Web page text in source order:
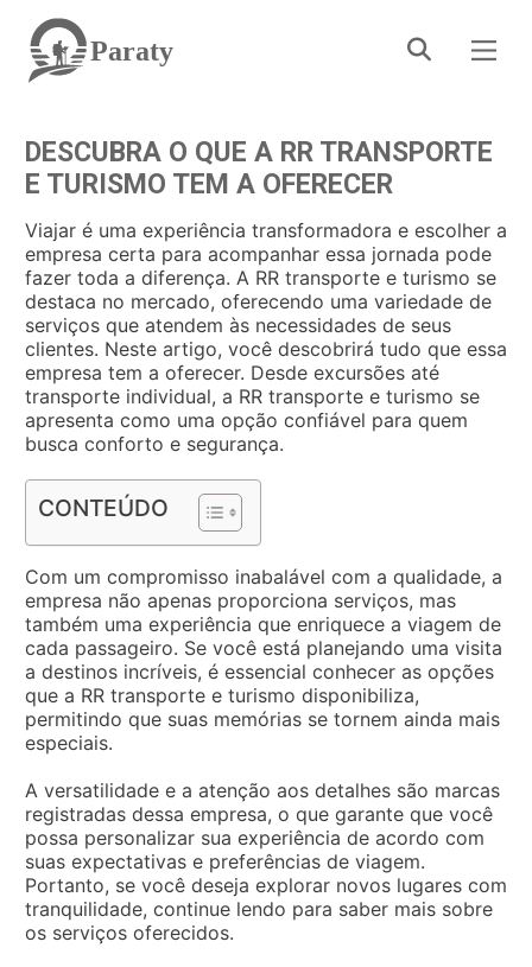
Paraty
DESCUBRA O QUE A RR TRANSPORTE
E TURISMO TEM A OFERECER
Viajar é uma experiência transformadora e escolher a
empresa certa para acompanhar essa jornada pode
fazer toda a diferença. A RR transporte e turismo se
destaca no mercado, oferecendo uma variedade de
serviços que atendem às necessidades de seus
clientes. Neste artigo, você descobrirá tudo que essa
empresa tem a oferecer. Desde excursões até
transporte individual, a RR transporte e turismo se
apresenta como uma opção confiável para quem
busca conforto e segurança.
CONTEÚDO
Com um compromisso inabalável com a qualidade, a
empresa não apenas proporciona serviços, mas
também uma experiência que enriquece a viagem de
cada passageiro. Se você está planejando uma visita
a destinos incríveis, é essencial conhecer as opções
que a RR transporte e turismo disponibiliza,
permitindo que suas memórias se tornem ainda mais
especiais.
A versatilidade e a atenção aos detalhes são marcas
registradas dessa empresa, o que garante que você
possa personalizar sua experiência de acordo com
suas expectativas e preferências de viagem.
Portanto, se você deseja explorar novos lugares com
tranquilidade, continue lendo para saber mais sobre
os serviços oferecidos.